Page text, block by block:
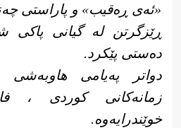
«ئەی ڕەقیب» و پاراستی
ڕێزگرتن لە گیانی پاکی
دەستی پێکرد.
زمانەکانی کوردی ،
خوێندرایەوە.